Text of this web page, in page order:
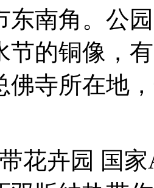
东南角。公
节的铜像，
佛寺所在地
卉园 国家